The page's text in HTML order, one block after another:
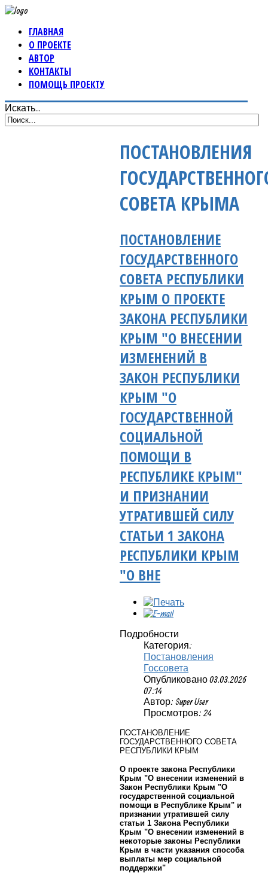
ГЛАВНАЯ
О ПРОЕКТЕ
АВТОР
КОНТАКТЫ
ПОМОЩЬ ПРОЕКТУ
Искать...
ПОСТАНОВЛЕНИЯ
СОВЕТА КРЫМА
ПОСТАНОВЛЕНИЕ
ГОСУДАРСТВЕННОГО
СОВЕТА РЕСПУБЛИКИ
КРЫМ О ПРОЕКТЕ
ЗАКОНА РЕСПУБЛИКИ
КРЫМ "О ВНЕСЕНИИ
ИЗМЕНЕНИЙ В
ЗАКОН РЕСПУБЛИКИ
КРЫМ "О
ГОСУДАРСТВЕННОЙ
СОЦИАЛЬНОЙ
ПОМОЩИ В
РЕСПУБЛИКЕ КРЫМ"
И ПРИЗНАНИИ
УТРАТИВШЕЙ СИЛУ
СТАТЬИ 1 ЗАКОНА
РЕСПУБЛИКИ КРЫМ
"О ВНЕ
Подробности
Категория:
Постановления
Госсовета
Опубликовано 03.03.2026
07:14
Автор: Super User
Просмотров: 24
ПОСТАНОВЛЕНИЕ
ГОСУДАРСТВЕННОГО СОВЕТА
РЕСПУБЛИКИ КРЫМ
О проекте закона Республики
Крым "О внесении изменений в
Закон Республики Крым "О
государственной социальной
помощи в Республике Крым" и
признании утратившей силу
статьи 1 Закона Республики
Крым "О внесении изменений в
некоторые законы Республики
Крым в части указания способа
выплаты мер социальной
поддержки"